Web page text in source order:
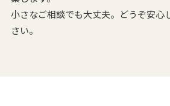
小さなご相談でも大丈夫。どうぞ安心
さい。